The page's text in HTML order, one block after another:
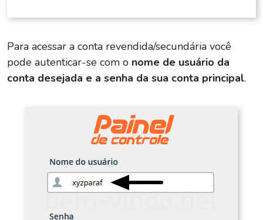
Para acessar a conta revendida/secundária você
pode autenticar-se com o nome de usuário da
conta desejada e a senha da sua conta principal.